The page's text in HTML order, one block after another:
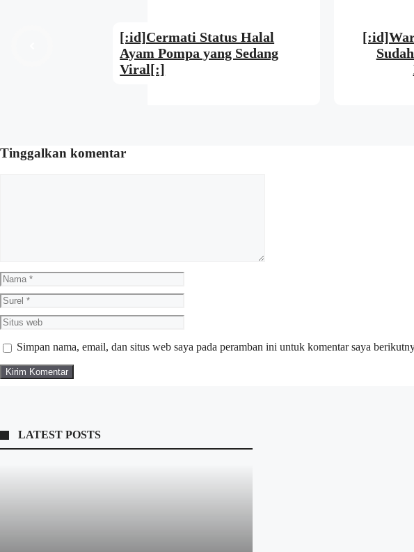
[:id]Cermati Status Halal
Ayam Pompa yang Sedang
Viral[:]
Tinggalkan komentar
Nama
Surel
Situs
web
Simpan nama, email, dan situs web saya pada peramban ini untuk komentar saya
LATEST POSTS